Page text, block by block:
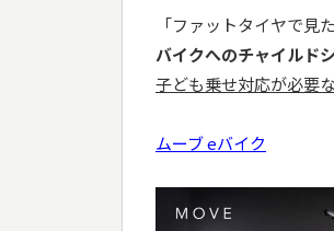
「ファットタイヤで
バイクへのチャイルド
子ども乗せ対応が必要
ムーブ eバイク